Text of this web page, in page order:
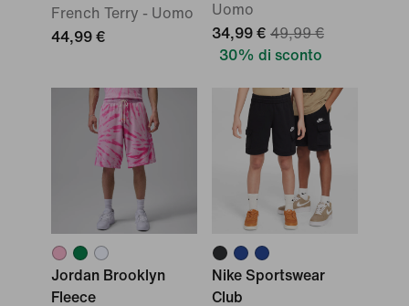
French Terry - Uomo
44,99 €
Uomo
34,99 € 49,99 €
30% di sconto
Jordan Brooklyn
Fleece
Nike Sportswear
Club